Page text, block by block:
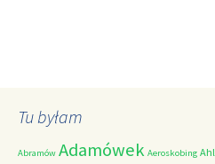
Tu byłam
Abramów Adamówek Aeroskobing